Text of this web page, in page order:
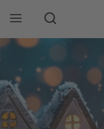
Rechercher